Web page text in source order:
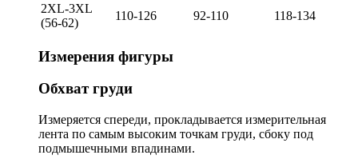
2XL-3XL
(56-62)
110-126 92-110 118-134
Измерения фигуры
Обхват груди
Измеряется спереди, прокладывается измерительная
лента по самым высоким точкам груди, сбоку под
подмышечными впадинами.